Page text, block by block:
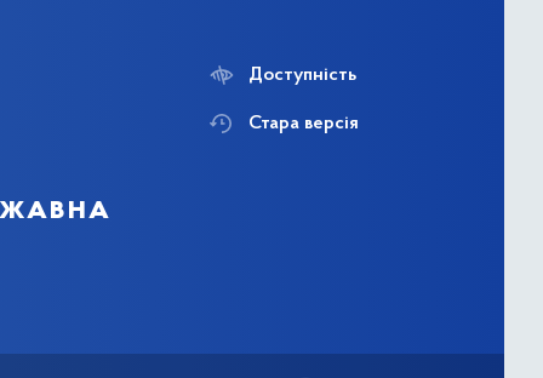
Доступність
Стара версія